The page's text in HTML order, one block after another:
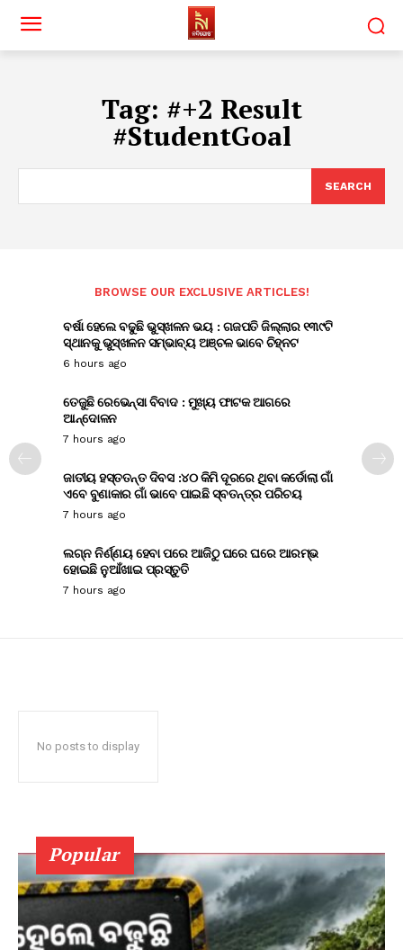
Tag: #+2 Result
#StudentGoal
SEARCH
BROWSE OUR EXCLUSIVE ARTICLES!
ବର୍ଷା ହେଲେ ବଢୁଛି ଭୁସ୍ଖଳନ ଭୟ : ଗଜପତି ଜିଲ୍ଲାର ୧୩୯ଟି
ସ୍ଥାନକୁ ଭୁସ୍ଖଳନ ସମ୍ଭାବ୍ୟ ଅଞ୍ଚଳ ଭାବେ ଚିହ୍ନଟ
6 hours ago
ତେଜୁଛି ରେଭେନ୍ସା ବିବାଦ : ମୁଖ୍ୟ ଫାଟକ ଆଗରେ
ଆନ୍ଦୋଳନ
7 hours ago
ଜାତୀୟ ହସ୍ତତନ୍ତ ଦିବସ :୪୦ କିମି ଦୂରରେ ଥିବା କର୍ଡୋଲା ଗାଁ
ଏବେ ବୁଣାକାର ଗାଁ ଭାବେ ପାଇଛି ସ୍ବତନ୍ତ୍ର ପରିଚୟ
7 hours ago
ଲଗ୍ନ ନିର୍ଣ୍ଣୟ ହେବା ପରେ ଆଜିଠୁ ଘରେ ଘରେ ଆରମ୍ଭ
ହୋଇଛି ନୁଆଁଖାଇ ପ୍ରସ୍ତୁତି
7 hours ago
No posts to display
Popular